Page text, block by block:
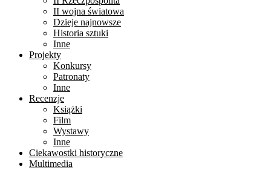
II wojna światowa
Dzieje najnowsze
Historia sztuki
Inne
Projekty
Konkursy
Patronaty
Inne
Recenzje
Książki
Film
Wystawy
Inne
Ciekawostki historyczne
Multimedia